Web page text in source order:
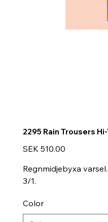
2295 Rain Trousers
Price
SEK 510.00
Regnmidjebyxa
3/1.
Color